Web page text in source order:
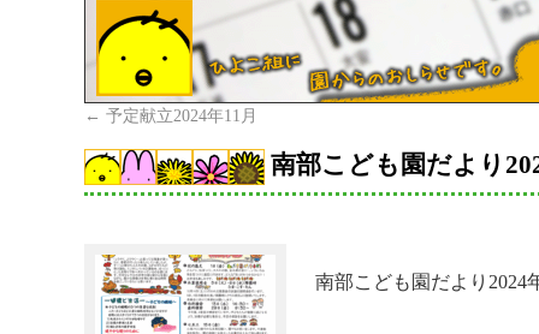
← 予定献立2024年11月
南部こども園だより
南部こども園だより2024